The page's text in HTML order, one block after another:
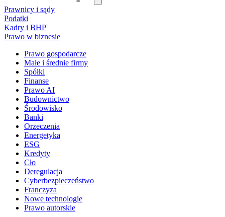
Prawnicy i sądy
Podatki
Kadry i BHP
Prawo w biznesie
Prawo gospodarcze
Małe i średnie firmy
Spółki
Finanse
Prawo AI
Budownictwo
Środowisko
Banki
Orzeczenia
Energetyka
ESG
Kredyty
Cło
Deregulacja
Cyberbezpieczeństwo
Franczyza
Nowe technologie
Prawo autorskie